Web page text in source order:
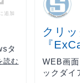
追加
タ
読む
クリ
『
WEB画
ックダイ